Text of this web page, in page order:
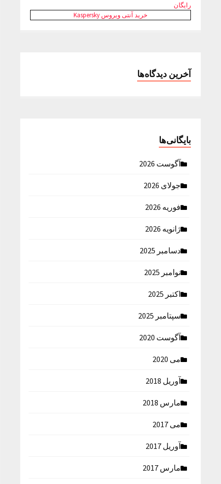
رایگان
خرید آنتی ویروس Kaspersky
آخرین دیدگاه‌ها
بایگانی‌ها
آگوست 2026
جولای 2026
فوریه 2026
ژانویه 2026
دسامبر 2025
نوامبر 2025
اکتبر 2025
سپتامبر 2025
آگوست 2020
می 2020
آوریل 2018
مارس 2018
می 2017
آوریل 2017
مارس 2017